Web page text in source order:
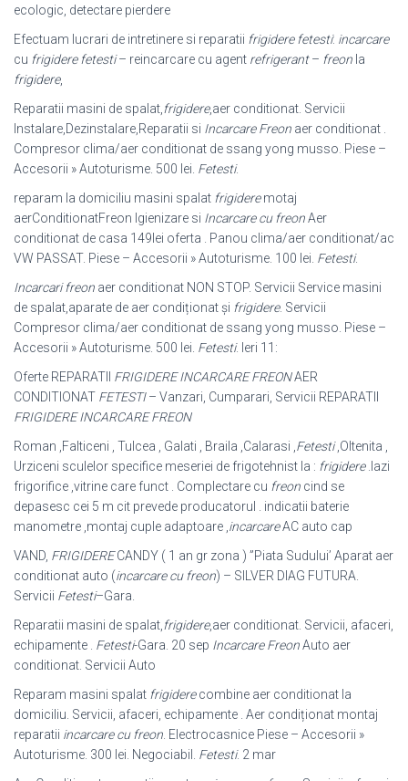
ecologic, detectare pierdere
Efectuam lucrari de intretinere si reparatii frigidere fetesti: incarcare
cu frigidere fetesti– reincarcare cu agent refrigerant– freon la
frigidere,
Reparatii masini de spalat, frigidere,aer conditionat. Servicii
Instalare, Dezinstalare,Reparatii si Incarcare Freon aer conditionat .
Compresor clima/aer conditionat de ssang yong musso. Piese –
Accesorii » Autoturisme. 500 lei. Fetesti.
reparam la domiciliu masini spalat frigideremotaj
aerConditionatFreon Igienizare si Incarcare cu freonAer
conditionat de casa 149lei oferta . Panou clima/aer conditionat/ac
VW PASSAT. Piese – Accesorii » Autoturisme. 100 lei. Fetesti.
Incarcari freon aer conditionat NON STOP. Servicii Service masini
de spalat, aparate de aer condiționat și frigidere. Servicii
Compresor clima/aer conditionat de ssang yong musso. Piese –
Accesorii » Autoturisme. 500 lei. Fetesti. Ieri 11:
Oferte REPARATII FRIGIDERE INCARCARE FREONAER
CONDITIONAT FETESTI– Vanzari, Cumparari, Servicii REPARATII
FRIGIDERE INCARCARE FREON
Roman ,Falticeni , Tulcea , Galati , Braila ,Calarasi , Fetesti,Oltenita ,
Urziceni sculelor specifice meseriei de frigotehnist la : frigidere.lazi
frigorifice ,vitrine care funct . Complectare cu freon cind se
depasesc cei 5 m cit prevede producatorul . indicatii baterie
manometre ,montaj cuple adaptoare , incarcareAC auto cap
VAND, FRIGIDERECANDY ( 1 an gr zona ) ”Piata Sudului’ Aparat aer
conditionat auto (incarcare cu freon) – SILVER DIAG FUTURA.
Servicii Fetesti–Gara.
Reparatii masini de spalat, frigidere,aer conditionat. Servicii, afaceri,
echipamente . Fetesti-Gara. 20 sep Incarcare FreonAuto aer
conditionat. Servicii Auto
Reparam masini spalat frigiderecombine aer conditionat la
domiciliu. Servicii, afaceri, echipamente . Aer condiționat montaj
reparatii incarcare cu freon . Electrocasnice Piese – Accesorii »
Autoturisme. 300 lei. Negociabil. Fetesti. 2 mar